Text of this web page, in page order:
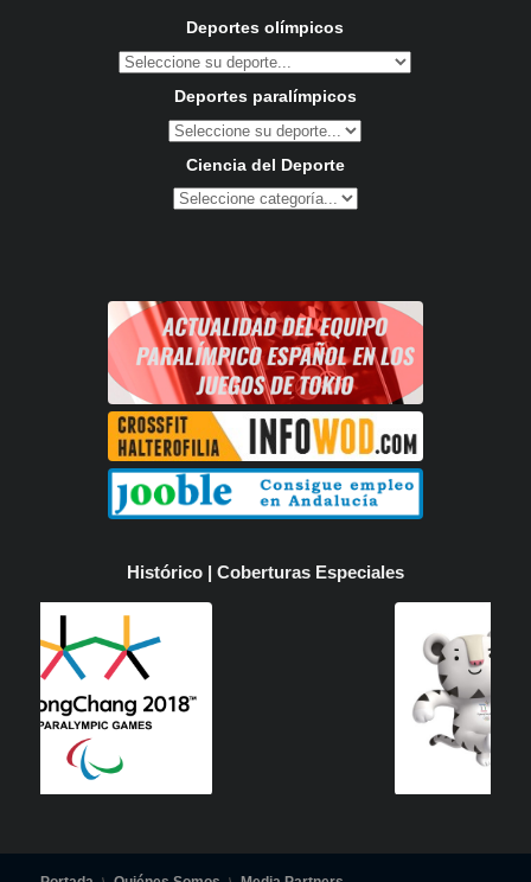
Deportes olímpicos
Deportes paralímpicos
Ciencia del Deporte
Histórico | Coberturas Especiales